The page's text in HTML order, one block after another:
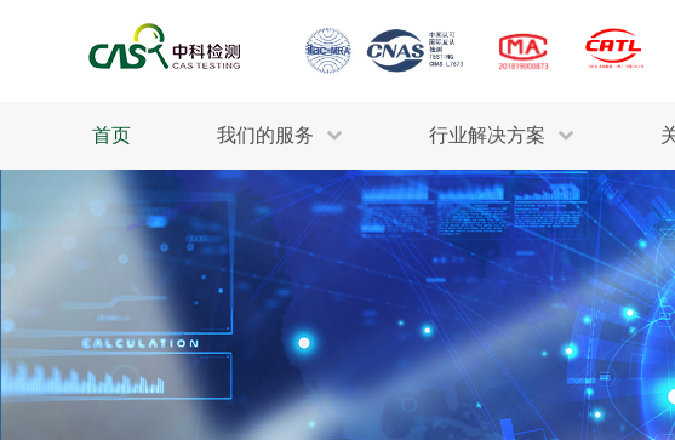
首页 我们的服务 行业解决方案
生态环保
工业材料
美妆消毒
石油化工
轻工产品
制药医疗
检测服务
污水检测
废气检测
评估调查
行业解决方案
INDUSTRY
为全球各产业
整体技术解决方